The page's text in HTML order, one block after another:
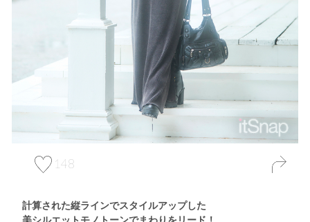
148
計算された縦ラインでスタイルアップした